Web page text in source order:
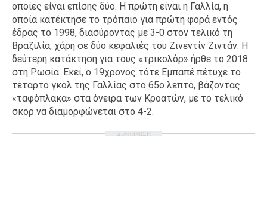
οποίες είναι επίσης δύο. Η πρώτη είναι η Γαλλία, η
οποία κατέκτησε το τρόπαιο για πρώτη φορά εντός
έδρας το 1998, διασύροντας με 3-0 στον τελικό τη
Βραζιλία, χάρη σε δύο κεφαλιές του Ζινεντίν Ζιντάν. Η
δεύτερη κατάκτηση για τους «τρικολόρ» ήρθε το 2018
στη Ρωσία. Εκεί, ο 19χρονος τότε Εμπαπέ πέτυχε το
τέταρτο γκολ της Γαλλίας στο 65ο λεπτό, βάζοντας
«ταφόπλακα» στα όνειρα των Κροατών, με το τελικό
σκορ να διαμορφώνεται στο 4-2.
ΔΙΑΦΗΜΙΣΗ